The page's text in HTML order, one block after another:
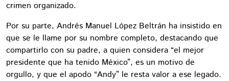
crimen organizado.
Por su parte, Andrés Manuel López Beltrán ha insistido en
que se le llame por su nombre completo, destacando que
compartirlo con su padre, a quien considera “el mejor
presidente que ha tenido México”, es un motivo de
orgullo, y que el apodo “Andy” le resta valor a ese legado.